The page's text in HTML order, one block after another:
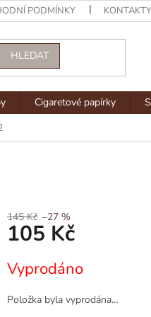
PODMÍNKY KONTAKTY
HLEDAT
Cigaretové papírky
145 Kč –27 %
105 Kč
cena:
Vyprodáno
Položka byla vyprodána…